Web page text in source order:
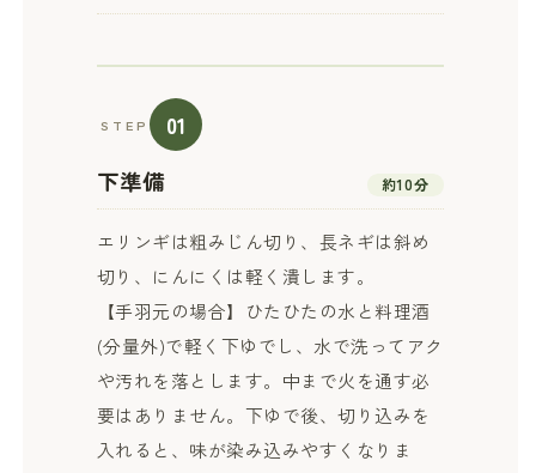
STEP
01
下準備
約10分
エリンギは粗みじん切り、長ネギは斜め
切り、にんにくは軽く潰します。
【手羽元の場合】ひたひたの水と料理酒
(分量外)で軽く下ゆでし、水で洗ってアク
や汚れを落とします。中まで火を通す必
要はありません。下ゆで後、切り込みを
入れると、味が染み込みやすくなりま